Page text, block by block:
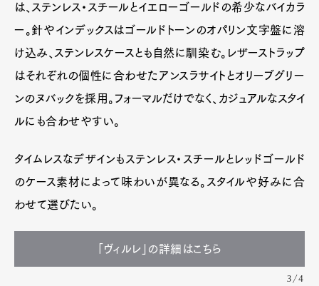
は、ステンレス・スチールとイエローゴールドの希少なバイカラ
ー。針やインデックスはゴールドトーンのオパリン文字盤に溶
け込み、ステンレスケースとも自然に馴染む。レザーストラップ
はそれぞれの個性に合わせたアンスラサイトとオリーブグリー
ンのヌバックを採用。フォーマルだけでなく、カジュアルなスタイ
ルにも合わせやすい。
タイムレスなデザインもステンレス・スチールとレッドゴールド
のケース素材によって味わいが異なる。スタイルや好みに合
わせて選びたい。
「ヴィルレ」の詳細はこちら
3/4